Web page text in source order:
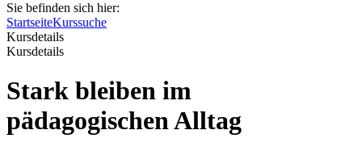
Sie befinden sich hier:
StartseiteKurssuche
Kursdetails
Kursdetails
Stark bleiben im
pädagogischen Alltag